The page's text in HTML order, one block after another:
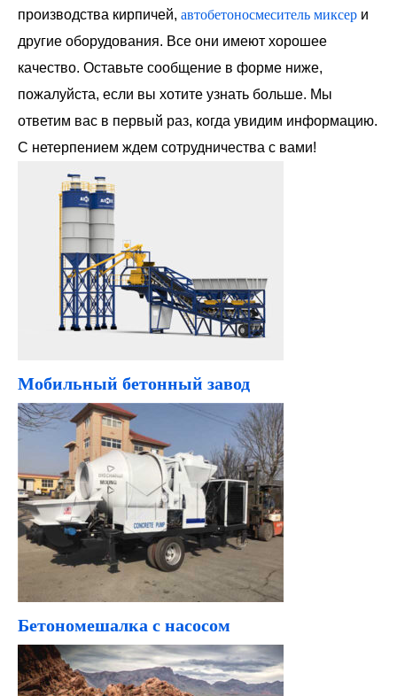
производства кирпичей, автобетоносмеситель миксер и
другие оборудования. Все они имеют хорошее
качество. Оставьте сообщение в форме ниже,
пожалуйста, если вы хотите узнать больше. Мы
ответим вас в первый раз, когда увидим информацию.
С нетерпением ждем сотрудничества с вами!
Мобильный бетонный завод
Бетономешалка с насосом